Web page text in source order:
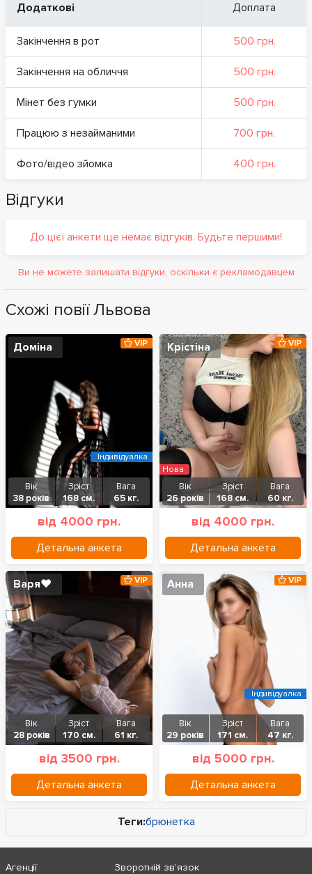
Додаткові Доплата
Закінчення в рот 500 грн.
Закінчення на обличчя 500 грн.
Мінет без гумки 500 грн.
Працюю з незайманими 700 грн.
Фото/відео зйомка 400 грн.
Відгуки
До цієї анкети ще немає відгуків. Будьте першими!
Ви не можете залишати відгуки, оскільки є рекламодавцем
Схожі повії Львова
Доміна
Вік
38 років
Зріст
168 см.
Вага
65 кг.
від 4000 грн.
Детальна анкета
VIP
Індивідуалка
Крістіна
Вік
26 років
Зріст
168 см.
Вага
60 кг.
від 4000 грн.
Детальна анкета
VIP
Нова
Варя❤️
Вік
28 років
Зріст
170 см.
Вага
61 кг.
від 3500 грн.
Детальна анкета
VIP Анна
Вік
29 років
Зріст
171 см.
Вага
47 кг.
від 5000 грн.
Детальна анкета
VIP
Індивідуалка
Теги:брюнетка
Агенції Зворотній зв'язок